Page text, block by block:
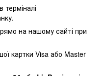
терміналі
на нашому сайті при
картки Visa або Master